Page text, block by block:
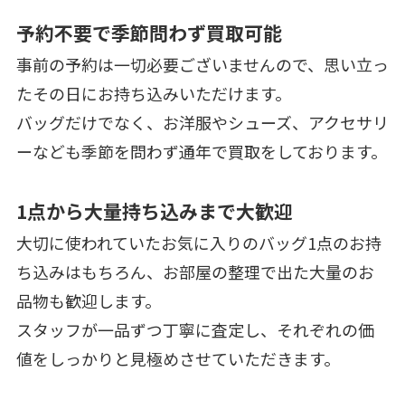
予約不要で季節問わず買取可能
事前の予約は一切必要ございませんので、思い立っ
たその日にお持ち込みいただけます。
バッグだけでなく、お洋服やシューズ、アクセサリ
ーなども季節を問わず通年で買取をしております。
1点から大量持ち込みまで大歓迎
大切に使われていたお気に入りのバッグ1点のお持
ち込みはもちろん、お部屋の整理で出た大量のお
品物も歓迎します。
スタッフが一品ずつ丁寧に査定し、それぞれの価
値をしっかりと見極めさせていただきます。